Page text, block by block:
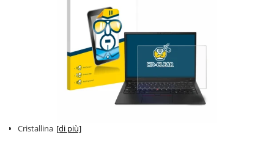
Cristallina [di più]